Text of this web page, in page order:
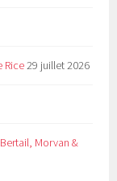
Rice29 juillet 2026
Morvan &